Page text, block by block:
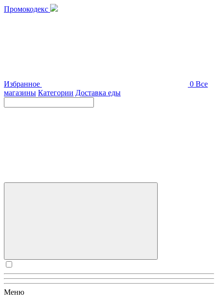
Промокодекс
Избранное 0 Все
магазины Категории Доставка еды
Меню